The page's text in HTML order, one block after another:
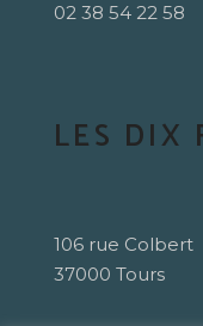
02 38 54 22 58
LES DIX
106 rue Colbert
37000 Tours